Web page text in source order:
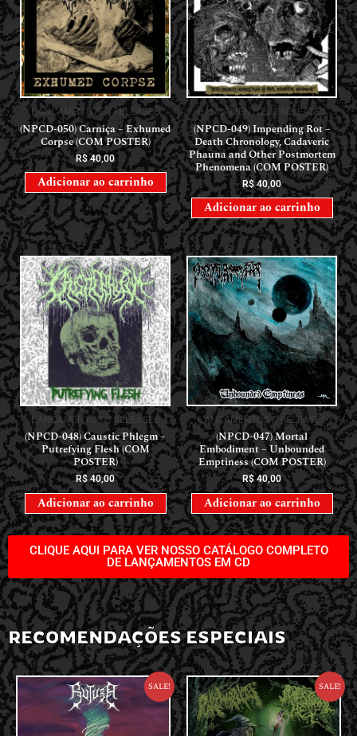
LANÇAMENTOS // RELEASES
(NPCD-050) Carniça – Exhumed
Corpse (COM POSTER)
R$40,00
Adicionar ao carrinho
LANÇAMENTOS // RELEASES
(NPCD-049) Impending Rot –
Death Chronology, Cadaveric
Phauna and Other Postmortem
Phenomena (COM POSTER)
R$40,00
Adicionar ao carrinho
LANÇAMENTOS // RELEASES
(NPCD-048) Caustic Phlegm –
Putrefying Flesh (COM
POSTER)
R$ 40,00
Adicionar ao carrinho
LANÇAMENTOS // RELEASES
(NPCD-047) Mortal
Embodiment – Unbounded
Emptiness (COM POSTER)
R$40,00
Adicionar ao carrinho
CLIQUE AQUI PARA VER NOSSO CATÁLOGO COMPLETO
DE LANÇAMENTOS EM CD
RECOMENDAÇÕES ESPECIAIS
Sale! Sale!